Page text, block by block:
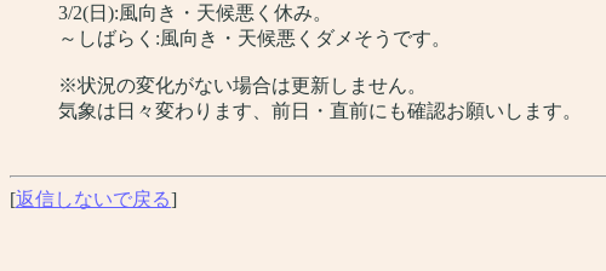
3/2(日):風向き・天候悪く休み。
～しばらく:風向き・天候悪くダメそうです。
※状況の変化がない場合は更新しません。
気象は日々変わります、前日・直前にも確認お願いします。
[返信しないで戻る]